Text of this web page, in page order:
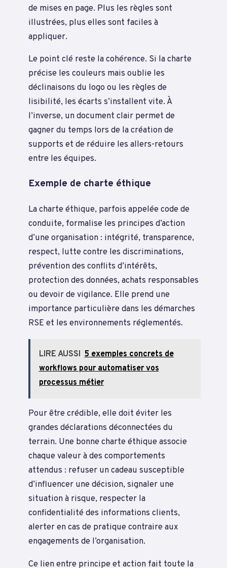
de mises en page. Plus les règles sont
illustrées, plus elles sont faciles à
appliquer.
Le point clé reste la cohérence. Si la charte
précise les couleurs mais oublie les
déclinaisons du logo ou les règles de
lisibilité, les écarts s’installent vite. À
l’inverse, un document clair permet de
gagner du temps lors de la création de
supports et de réduire les allers-retours
entre les équipes.
Exemple de charte éthique
La charte éthique, parfois appelée code de
conduite, formalise les principes d’action
d’une organisation : intégrité, transparence,
respect, lutte contre les discriminations,
prévention des conflits d’intérêts,
protection des données, achats responsables
ou devoir de vigilance. Elle prend une
importance particulière dans les démarches
RSE et les environnements réglementés.
LIRE AUSSI 5 exemples concrets de
workflows pour automatiser vos
processus métier
Pour être crédible, elle doit éviter les
grandes déclarations déconnectées du
terrain. Une bonne charte éthique associe
chaque valeur à des comportements
attendus : refuser un cadeau susceptible
d’influencer une décision, signaler une
situation à risque, respecter la
confidentialité des informations clients,
alerter en cas de pratique contraire aux
engagements de l’organisation.
Ce lien entre principe et action fait toute la